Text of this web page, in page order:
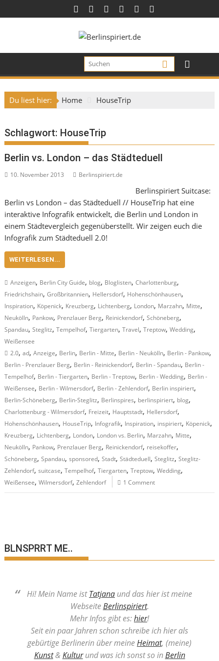
to
Du liest hier: Home HouseTrip
Schlagwort: HouseTrip
Berlin vs. London – das Städteduell
10. November 2013 Berlinspiriert.de
Berlinspiriert Suitcase:
Berlin vs London – das Städteduell // HouseTrip hat eine
interaktive Infografik entwickelt, die Berlin und London in
einem Städtevergleich gegenüberstellt. Wir zeigen euch die
Infografik zum Städteduell 2.0!
WEITERLESEN...
Anzeigen, Berlin City Guide, blog, Bloglisten,Charlottenburg,
Friedrichshain,Großbritannien, Hellersdorf, Hohenschönhausen,
Inspiration, Köpenick, Kreuzberg, Lichtenberg, London, Marzahn, Mitte,
Neukölln, Pankow, Prenzlauer Berg, Reinickendorf,Schöneberg,
Spandau,Steglitz,Tempelhof,Tiergarten,Travel,Treptow,Wedding,
Weißensee
2.0,ad,Anzeige, Berlin, Berlin - Mitte, Berlin - Neukölln, Berlin - Pankow,
Berlin - Prenzlauer Berg, Berlin - Reinickendorf, Berlin - Spandau, Berlin -
Tempelhof, Berlin - Tiergarten, Berlin - Treptow, Berlin - Wedding, Berlin -
Weißensee, Berlin - Wilmersdorf, Berlin - Zehlendorf, Berlin inspiriert,
Berlin-Schöneberg, Berlin-Steglitz, Berlinspires, berlinspiriert, blog,
Charlottenburg - Wilmersdorf, Freizeit, Hauptstadt, Hellersdorf,
Hohenschönhausen, HouseTrip, Infografik, Inspiration, inspiriert, Köpenick,
Kreuzberg, Lichtenberg, London, London vs. Berlin, Marzahn, Mitte,
Neukölln, Pankow, Prenzlauer Berg, Reinickendorf, reisekoffer,
Schöneberg,Spandau,sponsored,Stadt,Städteduell,Steglitz,Steglitz-
Zehlendorf,suitcase,Tempelhof,Tiergarten,Treptow,Wedding,
Weißensee,Wilmersdorf,Zehlendorf 1 Comment
BLNSPRRT ME..
Hi! Mein Name istTatjana und das hier ist meine
WebseiteBerlinspiriert.
Mehr Infos gibt es:hier!
Seit ein paar Jahren schon schreibe ich hier als
gebürtige Berlinerin über meineHeimat, (meine)
Kunst& Kulturund was ich sonst so inBerlin